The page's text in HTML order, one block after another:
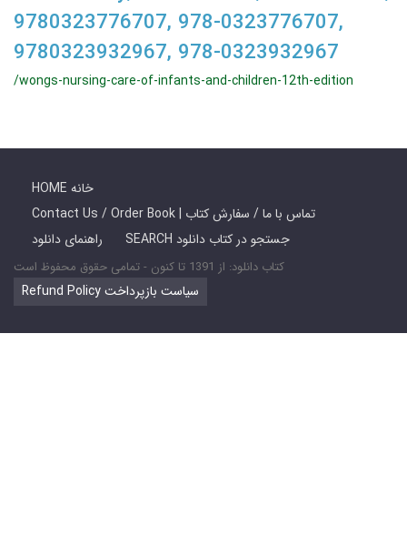
9780323776707, 978-0323776707,
9780323932967, 978-0323932967
/wongs-nursing-care-of-infants-and-children-12th-edition
HOME خانه
Contact Us / Order Book | تماس با ما / سفارش کتاب
راهنمای دانلود
SEARCH جستجو در کتاب دانلود
کتاب دانلود: از 1391 تا کنون - تمامی حقوق محفوظ است
Refund Policy سیاست بازپرداخت